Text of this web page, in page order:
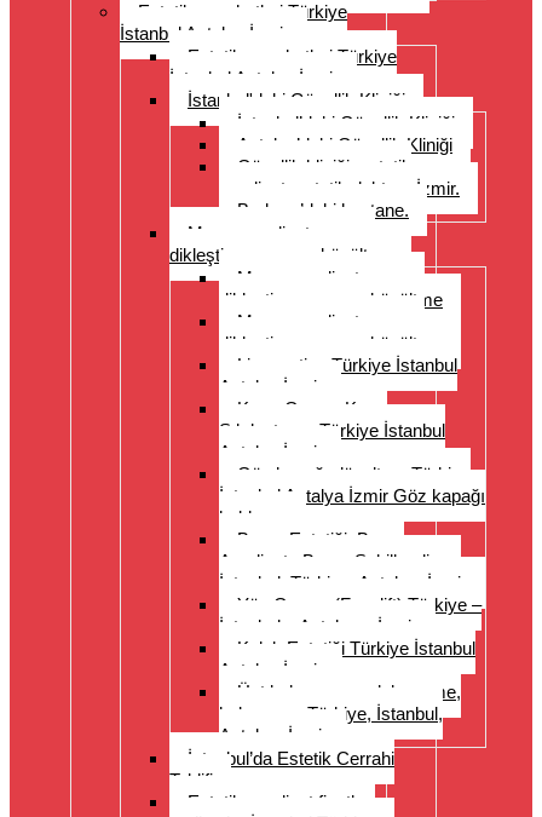
Estetik seyahatleri Türkiye
İstanbul Antalya İzmir
Estetik seyahatleri Türkiye
İstanbul Antalya İzmir
İstanbul'daki Güzellik Kliniği
İstanbul’daki Güzellik Kliniği
Antalya’daki Güzellik Kliniği
Güzellik kliniği, estetik
ameliyat, estetik doktoru İzmir.
Bodrum’daki hastane.
Meme ameliyatı: meme
dikleştirme, meme küçültme
Meme ameliyatı: meme
dikleştirme, meme küçültme
Meme ameliyatı: meme
dikleştirme, meme küçültme
Liposuction Türkiye İstanbul
Antalya İzmir
Karın Germe Karın
Sıkılaştırma Türkiye İstanbul
Antalya İzmir
Göz kapağı düzeltme Türkiye
İstanbul Antalya İzmir Göz kapağı
kaldırma
Burun Estetiği, Burun
Ameliyatı, Burun Şekillendirme
İstanbul, Türkiye, Antalya, İzmir
Yüz Germe (Facelift) Türkiye –
İstanbul – Antalya – İzmir
Kulak Estetiği Türkiye İstanbul
Antalya İzmir
Üst kol germe, uyluk germe,
kol germe, Türkiye, İstanbul,
Antalya, İzmir
İstanbul’da Estetik Cerrahi
Teklifi
Estetik ameliyat fiyatları